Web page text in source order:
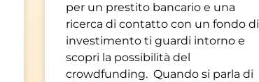
per un prestito bancario e una
ricerca di contatto con un fondo di
investimento ti guardi intorno e
scopri la possibilità del
crowdfunding. Quando si parla di